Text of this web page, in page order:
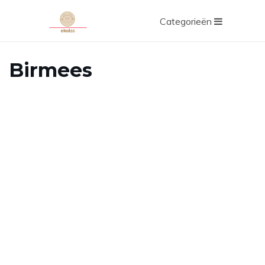
Categorieën
Birmees